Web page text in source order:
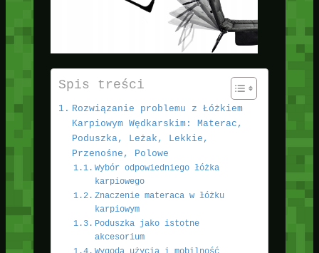
Spis treści
Rozwiązanie problemu z Łóżkiem
Karpiowym Wędkarskim: Materac,
Poduszka, Leżak, Lekkie,
Przenośne, Polowe
Wybór odpowiedniego łóżka
karpiowego
Znaczenie materaca w łóżku
karpiowym
Poduszka jako istotne
akcesorium